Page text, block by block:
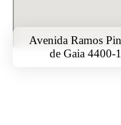
Avenida Ramos
de Gaia 4400-